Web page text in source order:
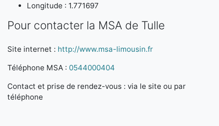
Longitude : 1.771697
Pour contacter la MSA de Tulle
Site internet : http://www.msa-limousin.fr
Téléphone MSA : 0544000404
Contact et prise de rendez-vous : via le site ou par
téléphone